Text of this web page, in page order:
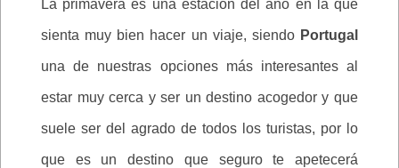
La primavera es una estación del año en la que
sienta muy bien hacer un viaje, siendoPortugal
una de nuestras opciones más interesantes al
estar muy cerca y ser un destino acogedor y que
suele ser del agrado de todos los turistas, por lo
que es un destino que seguro te apetecerá